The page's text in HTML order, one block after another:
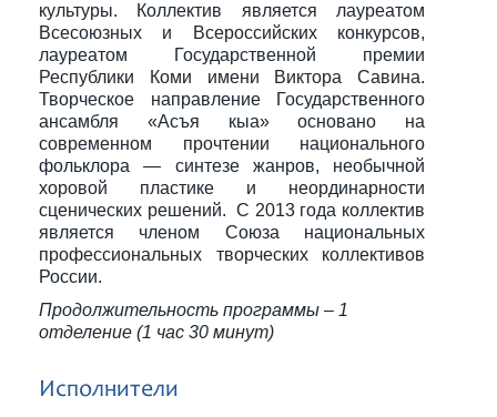
культуры. Коллектив является лауреатом
Всесоюзных и Всероссийских конкурсов,
лауреатом Государственной премии
Республики Коми имени Виктора Савина.
Творческое направление Государственного
ансамбля «Асъя кыа» основано на
современном прочтении национального
фольклора — синтезе жанров, необычной
хоровой пластике и неординарности
сценических решений. С 2013 года коллектив
является членом Союза национальных
профессиональных творческих коллективов
России.
Продолжительность программы – 1
отделение (1 час 30 минут)
Исполнители